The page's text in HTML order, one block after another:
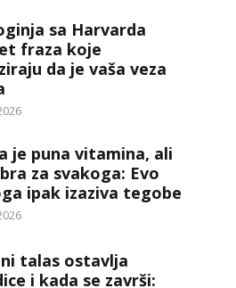
sa Harvarda
fraza koje
da je vaša veza
je puna vitamina, ali
za svakoga: Evo
ipak izaziva tegobe
talas ostavlja
i kada se završi: